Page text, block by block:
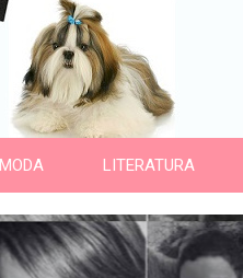
MODA LITERATURA